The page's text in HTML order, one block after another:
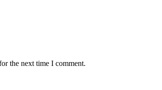
the next time I comment.